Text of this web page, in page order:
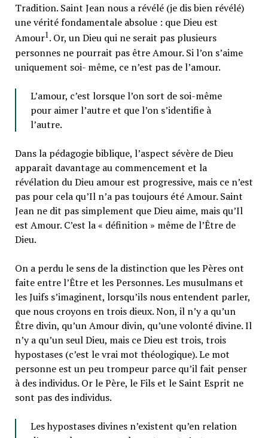
Tradition. Saint Jean nous a révélé (je dis bien révélé)
une vérité fondamentale absolue : que Dieu est
Amour1. Or, un Dieu qui ne serait pas plusieurs
personnes ne pourrait pas être Amour. Si l’on s’aime
uniquement soi- même, ce n’est pas de l’amour.
L’amour, c’est lorsque l’on sort de soi-même
pour aimer l’autre et que l’on s’identifie à
l’autre.
Dans la pédagogie biblique, l’aspect sévère de Dieu
apparaît davantage au commencement et la
révélation du Dieu amour est progressive, mais ce n’est
pas pour cela qu’Il n’a pas toujours été Amour. Saint
Jean ne dit pas simplement que Dieu aime, mais qu’Il
est Amour. C’est la « définition » même de l’Être de
Dieu.
On a perdu le sens de la distinction que les Pères ont
faite entre l’Être et les Personnes. Les musulmans et
les Juifs s’imaginent, lorsqu’ils nous entendent parler,
que nous croyons en trois dieux. Non, il n’y a qu’un
Être divin, qu’un Amour divin, qu’une volonté divine. Il
n’y a qu’un seul Dieu, mais ce Dieu est trois, trois
hypostases (c’est le vrai mot théologique). Le mot
personne est un peu trompeur parce qu’il fait penser
à des individus. Or le Père, le Fils et le Saint Esprit ne
sont pas des individus.
Les hypostases divines n’existent qu’en relation